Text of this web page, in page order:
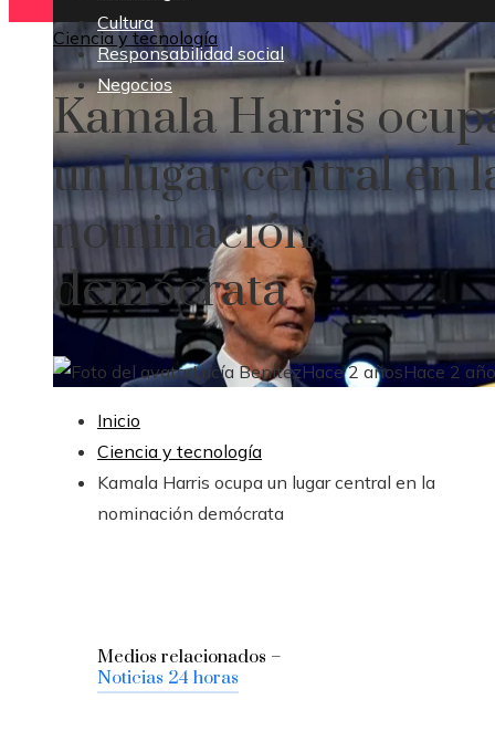
Cultura
Responsabilidad social
Negocios
Ciencia y tecnología
Kamala Harris
un lugar central en
nominación
demócrata
Lucía BenítezHace 2 añosHace 2
Inicio
Ciencia y tecnología
Kamala Harris ocupa un lugar central en la
nominación demócrata
Medios relacionados –
Noticias 24 horas